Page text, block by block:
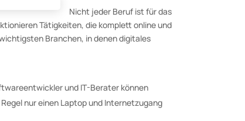
Nicht jeder Beruf ist für das
Tätigkeiten, die komplett online und
Branchen, in denen digitales
und IT-Berater können
nur einen Laptop und Internetzugang